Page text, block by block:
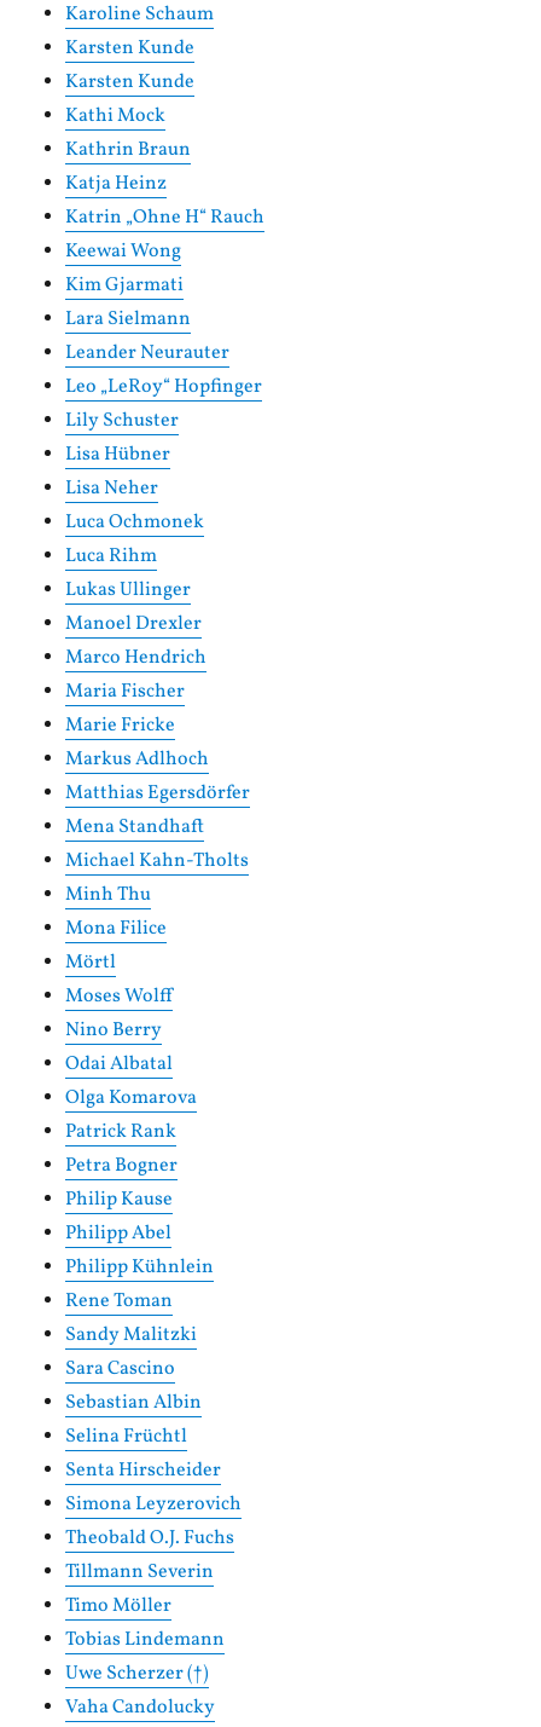
Karoline Schaum
Karsten Kunde
Karsten Kunde
Kathi Mock
Kathrin Braun
Katja Heinz
Katrin „Ohne H“ Rauch
Keewai Wong
Kim Gjarmati
Lara Sielmann
Leander Neurauter
Leo „LeRoy“ Hopfinger
Lily Schuster
Lisa Hübner
Lisa Neher
Luca Ochmonek
Luca Rihm
Lukas Ullinger
Manoel Drexler
Marco Hendrich
Maria Fischer
Marie Fricke
Markus Adlhoch
Matthias Egersdörfer
Mena Standhaft
Michael Kahn-Tholts
Minh Thu
Mona Filice
Mörtl
Moses Wolff
Nino Berry
Odai Albatal
Olga Komarova
Patrick Rank
Petra Bogner
Philip Kause
Philipp Abel
Philipp Kühnlein
Rene Toman
Sandy Malitzki
Sara Cascino
Sebastian Albin
Selina Früchtl
Senta Hirscheider
Simona Leyzerovich
Theobald O.J. Fuchs
Tillmann Severin
Timo Möller
Tobias Lindemann
Uwe Scherzer (†)
Vaha Candolucky